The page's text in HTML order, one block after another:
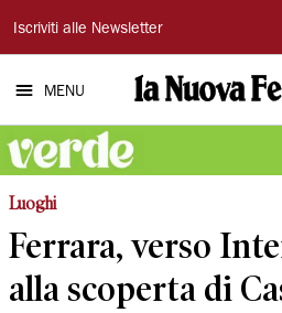
La
Nuova
Ferrara
Iscriviti alle Newsletter
MENU
Luoghi
Ferrara, verso
alla scoperta di